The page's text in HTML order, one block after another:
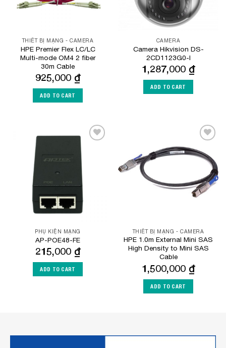
THIẾT BỊ MẠNG - CAMERA
HPE Premier Flex LC/LC
Multi-mode OM4 2 fiber
30m Cable
925,000 ₫
ADD TO CART
CAMERA
Camera Hikvision DS-
2CD1123G0-I
1,287,000 ₫
ADD TO CART
Wishlist
PHỤ KIỆN MẠNG
AP-POE48-FE
215,000 ₫
ADD TO CART
Add to
Wishlist
THIẾT BỊ MẠNG - CAMERA
HPE 1.0m External Mini SAS
High Density to Mini SAS
Cable
1,500,000 ₫
ADD TO CART